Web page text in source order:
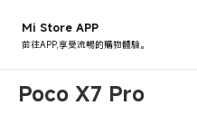
Mi Store APP
前往APP,享受流暢的購物體驗。
Poco X7 Pro